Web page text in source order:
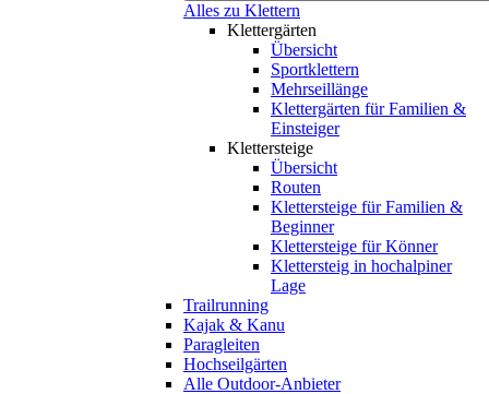
Alles zu Klettern
Klettergärten
Übersicht
Sportklettern
Mehrseillänge
Klettergärten für Familien &
Einsteiger
Klettersteige
Übersicht
Routen
Klettersteige für Familien &
Beginner
Klettersteige für Könner
Klettersteig in hochalpiner
Lage
Trailrunning
Kajak & Kanu
Paragleiten
Hochseilgärten
Alle Outdoor-Anbieter